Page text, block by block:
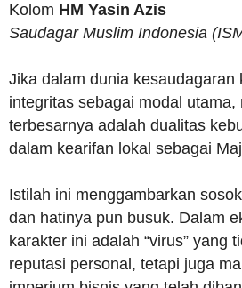
Kolom HM Yasin
Saudagar Muslim Indonesia
Jika dalam dunia kesaudagaran
integritas sebagai modal utama,
terbesarnya adalah dualitas
dalam kearifan lokal sebagai
Istilah ini menggambarkan
dan hatinya pun busuk. Dalam
karakter ini adalah “virus” yang
reputasi personal, tetapi juga